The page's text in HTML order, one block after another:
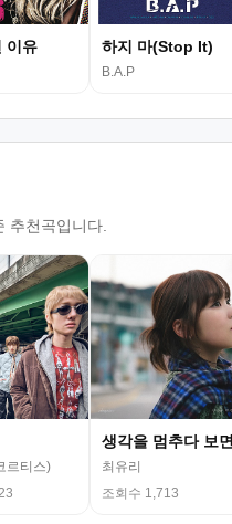
이유 하지 마(Stop It)
B.A.P
추천곡입니다.
르티스)
생각을 멈추다 보면
최유리
조회수 1,713